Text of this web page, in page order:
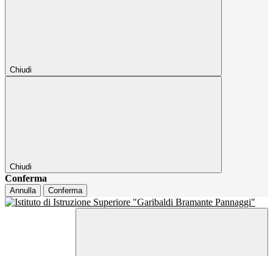
Chiudi
Chiudi
Conferma
Annulla Conferma